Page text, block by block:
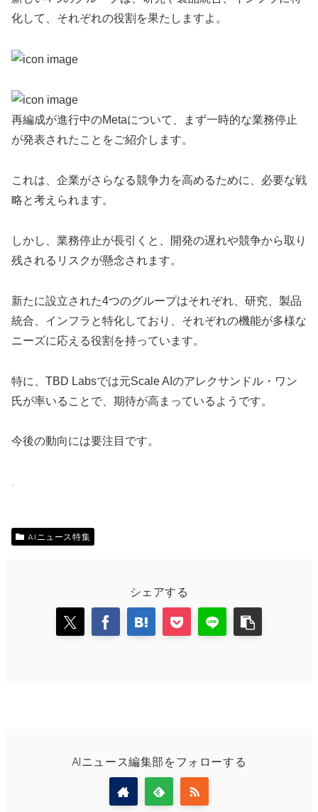
化して、それぞれの役割を果たしますよ。
再編成が進行中のMetaについて、まず一時的な業務停止
が発表されたことをご紹介します。
これは、企業がさらなる競争力を高めるために、必要な戦
略と考えられます。
しかし、業務停止が長引くと、開発の遅れや競争から取り
残されるリスクが懸念されます。
新たに設立された4つのグループはそれぞれ、研究、製品
統合、インフラと特化しており、それぞれの機能が多様な
ニーズに応える役割を持っています。
特に、TBD Labsでは元Scale AIのアレクサンドル・ワン
氏が率いることで、期待が高まっているようです。
今後の動向には要注目です。
AIニュース特集
シェアする
AIニュース編集部をフォローする